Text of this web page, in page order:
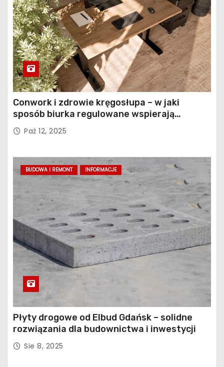
Conwork i zdrowie kręgosłupa – w jaki
sposób biurka regulowane wspierają
profilaktykę bólu pleców
Paź 12, 2025
BUDOWA I REMONT INFORMACJE
Płyty drogowe od Elbud Gdańsk – solidne
rozwiązania dla budownictwa i inwestycji
Sie 8, 2025